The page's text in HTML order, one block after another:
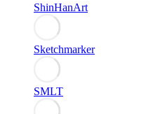
ShinHanArt
Sketchmarker
SMLT